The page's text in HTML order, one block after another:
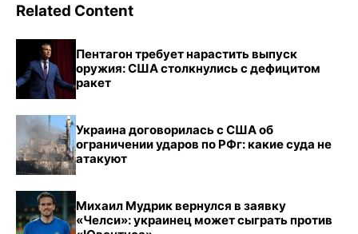
Related Content
Пентагон требует нарастить выпуск
оружия: США столкнулись с дефицитом
ракет
Украина договорилась с США об
ограничении ударов по РФг: какие суда не
атакуют
Михаил Мудрик вернулся в заявку
«Челси»: украинец может сыграть против